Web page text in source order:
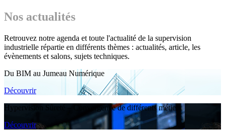
Nos actualités
Retrouvez notre agenda et toute l'actualité de la supervision
industrielle répartie en différents thèmes : actualités, article, les
évènements et salons, sujets techniques.
Du BIM au Jumeau Numérique
Découvrir
Hypervision Sûreté – Convergence de différents métiers
Découvrir